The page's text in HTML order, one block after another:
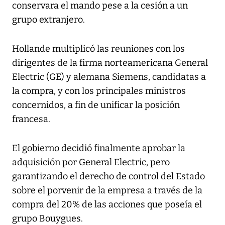
conservara el mando pese a la cesión a un
grupo extranjero.
Hollande multiplicó las reuniones con los
dirigentes de la firma norteamericana General
Electric (GE) y alemana Siemens, candidatas a
la compra, y con los principales ministros
concernidos, a fin de unificar la posición
francesa.
El gobierno decidió finalmente aprobar la
adquisición por General Electric, pero
garantizando el derecho de control del Estado
sobre el porvenir de la empresa a través de la
compra del 20% de las acciones que poseía el
grupo Bouygues.